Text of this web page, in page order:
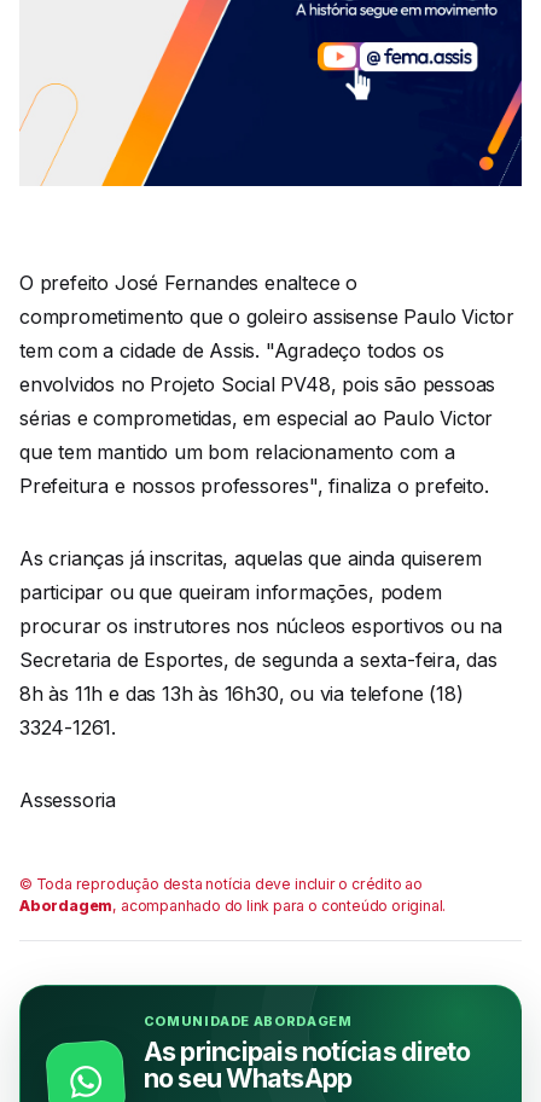
O prefeito José Fernandes enaltece o
comprometimento que o goleiro assisense Paulo Victor
tem com a cidade de Assis. "Agradeço todos os
envolvidos no Projeto Social PV48, pois são pessoas
sérias e comprometidas, em especial ao Paulo Victor
que tem mantido um bom relacionamento com a
Prefeitura e nossos professores", finaliza o prefeito.
As crianças já inscritas, aquelas que ainda quiserem
participar ou que queiram informações, podem
procurar os instrutores nos núcleos esportivos ou na
Secretaria de Esportes, de segunda a sexta-feira, das
8h às 11h e das 13h às 16h30, ou via telefone (18)
3324-1261.
Assessoria
© Toda reprodução desta notícia deve incluir o crédito ao
Abordagem, acompanhado do link para o conteúdo original.
COMUNIDADE ABORDAGEM
As principais notícias direto
no seu WhatsApp